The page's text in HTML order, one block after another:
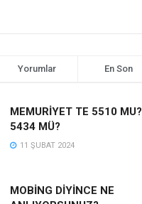
Yorumlar En Son
MEMURİYET TE 5510 MU?
5434 MÜ?
11 ŞUBAT 2024
MOBİNG DİYİNCE NE